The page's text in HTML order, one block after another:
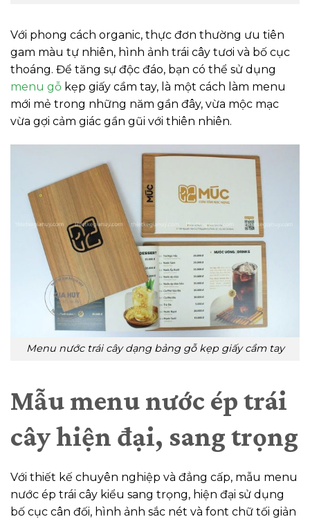
Với phong cách organic, thực đơn thường ưu tiên
gam màu tự nhiên, hình ảnh trái cây tươi và bố cục
thoáng. Để tăng sự độc đáo, bạn có thể sử dụng
menu gỗ kẹp giấy cầm tay, là một cách làm menu
mới mẻ trong những năm gần đây, vừa mộc mạc
vừa gợi cảm giác gần gũi với thiên nhiên.
Menu nước trái cây dạng bảng gỗ kẹp giấy cầm tay
Mẫu menu nước ép trái
cây hiện đại, sang trọng
Với thiết kế chuyên nghiệp và đẳng cấp, mẫu menu
nước ép trái cây kiểu sang trọng, hiện đại sử dụng
bố cục cân đối, hình ảnh sắc nét và font chữ tối giản